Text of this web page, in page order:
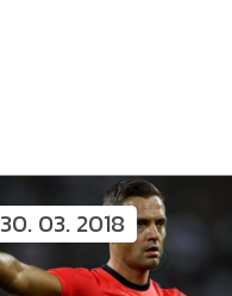
30. 03. 2018